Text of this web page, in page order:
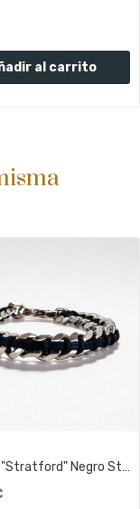
al carrito
Pulsera "Stratford" Negro Steel Vegan leather...